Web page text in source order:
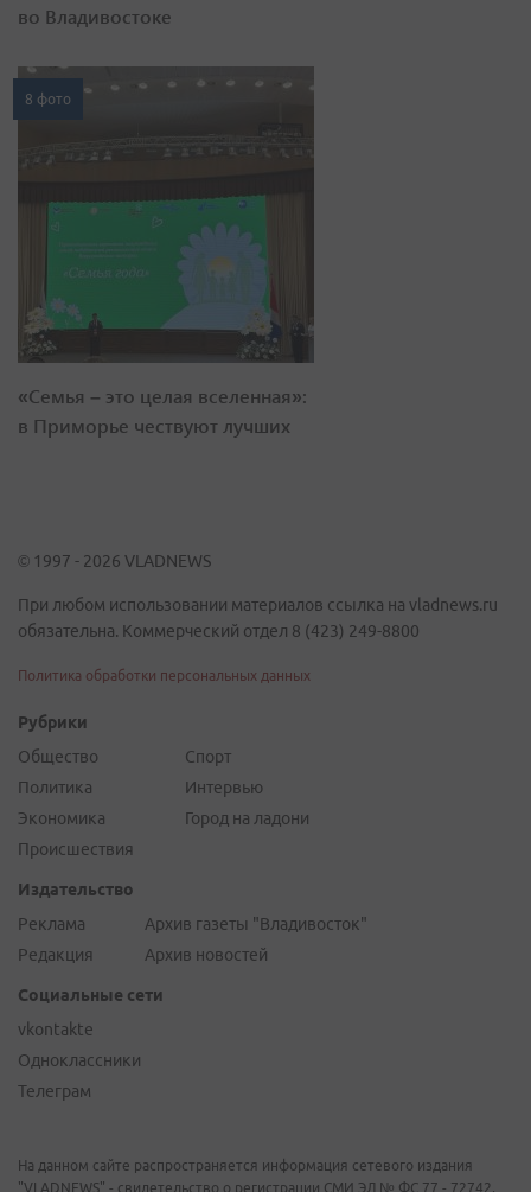
во Владивостоке
8 фото
«Семья – это целая вселенная»:
в Приморье чествуют лучших
© 1997 - 2026 VLADNEWS
При любом использовании материалов ссылка на vladnews.ru
обязательна. Коммерческий отдел 8 (423) 249-8800
Политика обработки персональных данных
Рубрики
Общество
Политика
Экономика
Происшествия
Спорт
Интервью
Город на ладони
Издательство
Реклама
Редакция
Архив газеты "Владивосток"
Архив новостей
Социальные сети
vkontakte
Одноклассники
Телеграм
На данном сайте распространяется информация сетевого издания
"VLADNEWS" - свидетельство о регистрации СМИ ЭЛ № ФС 77 - 72742,